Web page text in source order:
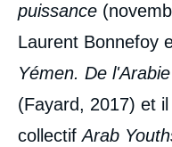
puissance
Laurent Bonnefoy
Yémen. De
(Fayard, 2017) et
collectifArab